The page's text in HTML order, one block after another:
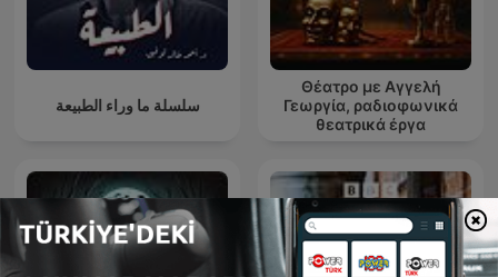
سلسلة ما وراء الطبيعة
Θέατρο με Αγγελή
Γεωργία, ραδιοφωνικά
θεατρικά έργα